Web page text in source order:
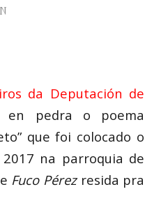
da Deputación de
en pedra o poema
que foi colocado o
na parroquia de
Fuco Pérezresida pra